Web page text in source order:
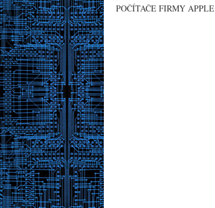
POČÍTAČE FIRMY APPLE